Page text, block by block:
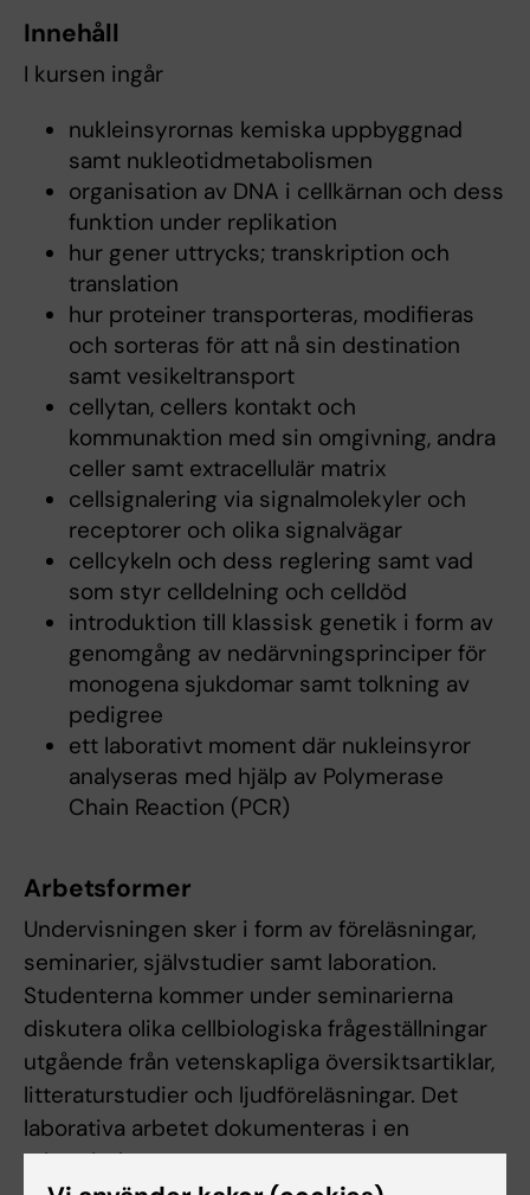
Innehåll
I kursen ingår
nukleinsyrornas kemiska uppbyggnad
samt nukleotidmetabolismen
organisation av DNA i cellkärnan och dess
funktion under replikation
hur gener uttrycks; transkription och
translation
hur proteiner transporteras, modifieras
och sorteras för att nå sin destination
samt vesikeltransport
cellytan, cellers kontakt och
kommunaktion med sin omgivning, andra
celler samt extracellulär matrix
cellsignalering via signalmolekyler och
receptorer och olika signalvägar
cellcykeln och dess reglering samt vad
som styr celldelning och celldöd
introduktion till klassisk genetik i form av
genomgång av nedärvningsprinciper för
monogena sjukdomar samt tolkning av
pedigree
ett laborativt moment där nukleinsyror
analyseras med hjälp av Polymerase
Chain Reaction (PCR)
Arbetsformer
Undervisningen sker i form av föreläsningar,
seminarier, självstudier samt laboration.
Studenterna kommer under seminarierna
diskutera olika cellbiologiska frågeställningar
utgående från vetenskapliga översiktsartiklar,
litteraturstudier och ljudföreläsningar. Det
laborativa arbetet dokumenteras i en
arbetsbok.